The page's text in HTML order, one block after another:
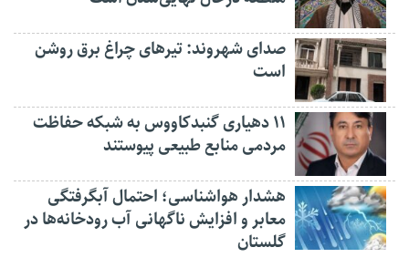
صدای شهروند: تیرهای چراغ برق روشن
است
۱۱ دهیاری گنبدکاووس به شبکه حفاظت
مردمی منابع طبیعی پیوستند
هشدار هواشناسی؛ احتمال آبگرفتگی
معابر و افزایش ناگهانی آب رودخانه‌ها در
گلستان